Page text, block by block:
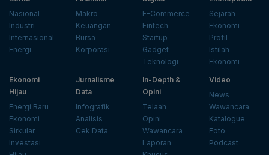
Nasional
Industri
Internasional
Energi
Makro
Keuangan
Bursa
Korporasi
E-Commerce
Fintech
Startup
Gadget
Teknologi
Sejarah
Ekonomi
Profil
Istilah
Ekonomi
Ekonomi
Hijau
Energi Baru
Ekonomi
Sirkular
Investasi
Jurnalisme
Data
Infografik
Analisis
Cek Data
In-Depth &
Opini
Telaah
Opini
Wawancara
Laporan
Video
News
Wawancara
Katalogue
Foto
Podcast